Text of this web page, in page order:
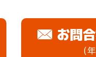
お問
（